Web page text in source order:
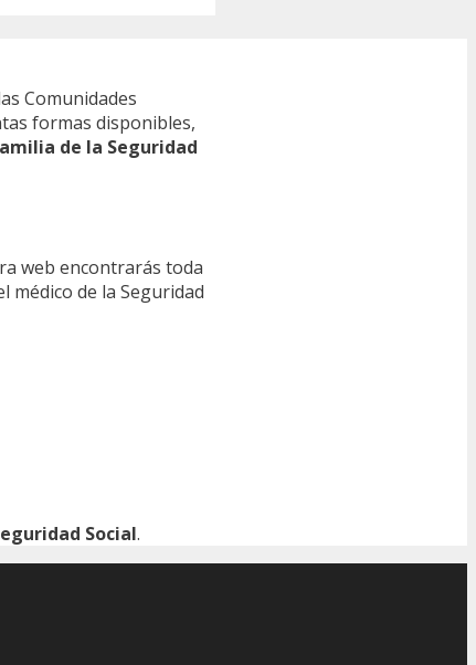
Comunidades
formas disponibles,
de la Seguridad
web encontrarás toda
médico de la Seguridad
Social.